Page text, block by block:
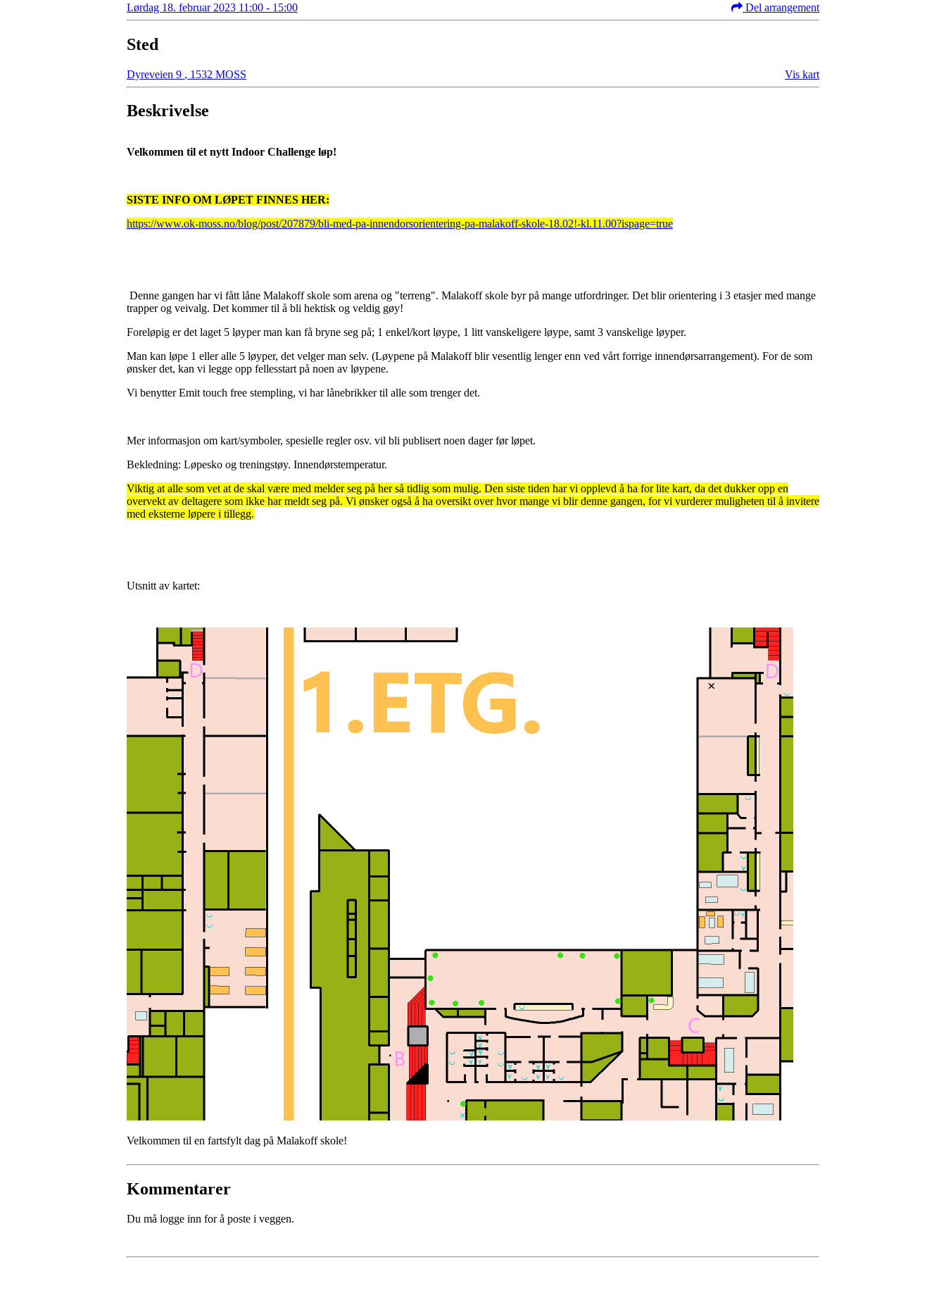
Lørdag 18. februar 2023 11:00 - 15:00 Del arrangement
Sted
Dyreveien 9 , 1532 MOSS Vis kart
Beskrivelse
Velkommen til et nytt Indoor Challenge løp!
SISTE INFO OM LØPET FINNES HER:
https://www.ok-moss.no/blog/post/207879/bli-med-pa-innendorsorientering-pa-malakoff-skole-18.02!-kl.11.00?ispage=true
Denne gangen har vi fått låne Malakoff skole som arena og "terreng". Malakoff skole byr på mange utfordringer. Det blir orientering i 3 etasjer med mange
trapper og veivalg. Det kommer til å bli hektisk og veldig gøy!
Foreløpig er det laget 5 løyper man kan få bryne seg på; 1 enkel/kort løype, 1 litt vanskeligere løype, samt 3 vanskelige løyper.
Man kan løpe 1 eller alle 5 løyper, det velger man selv. (Løypene på Malakoff blir vesentlig lenger enn ved vårt forrige innendørsarrangement). For de som
ønsker det, kan vi legge opp fellesstart på noen av løypene.
Vi benytter Emit touch free stempling, vi har lånebrikker til alle som trenger det.
Mer informasjon om kart/symboler, spesielle regler osv. vil bli publisert noen dager før løpet.
Bekledning: Løpesko og treningstøy. Innendørstemperatur.
Viktig at alle som vet at de skal være med melder seg på her så tidlig som mulig. Den siste tiden har vi opplevd å ha for lite kart, da det dukker opp en
overvekt av deltagere som ikke har meldt seg på. Vi ønsker også å ha oversikt over hvor mange vi blir denne gangen, for vi vurderer muligheten til å invitere
med eksterne løpere i tillegg.
Utsnitt av kartet:
Velkommen til en fartsfylt dag på Malakoff skole!
Kommentarer
Du må logge inn for å poste i veggen.